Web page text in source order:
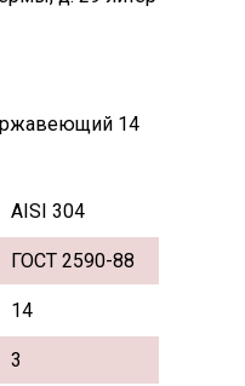
14
AISI 304
ГОСТ 2590-88
14
3